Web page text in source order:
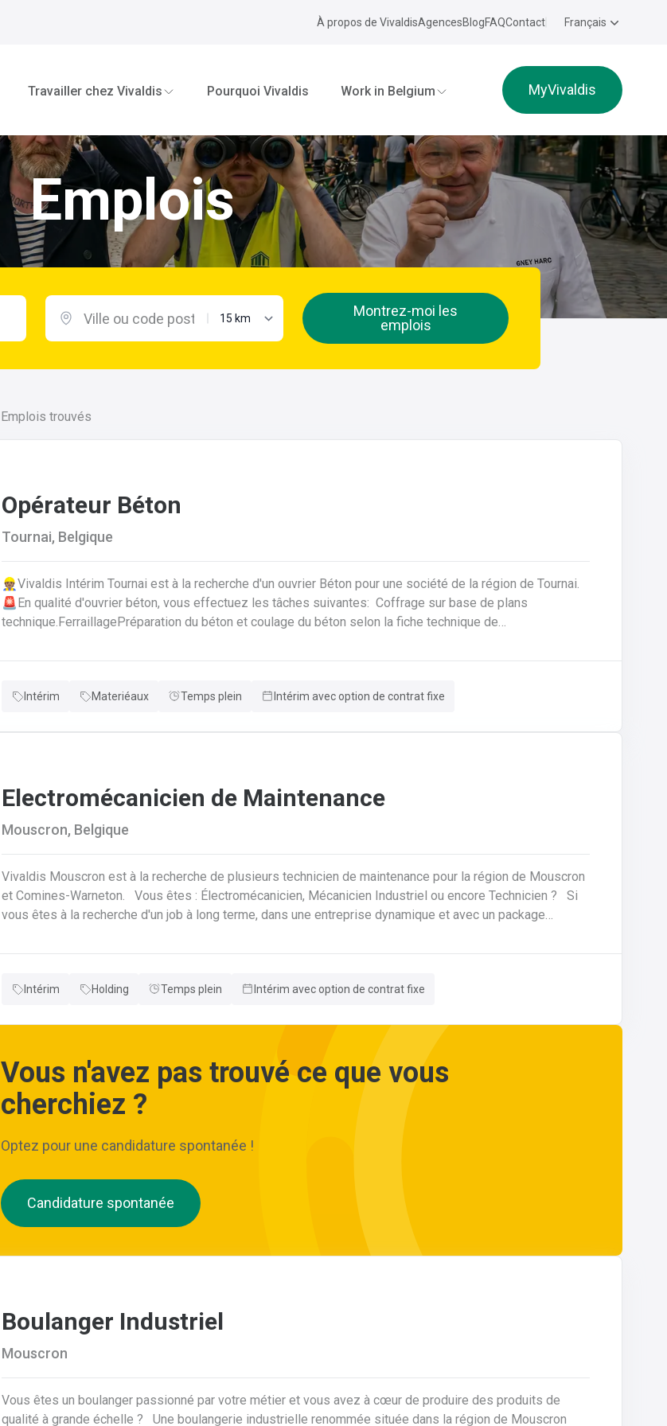
À propos de VivaldisAgencesBlogFAQContact Français
Travailler chez Vivaldis Pourquoi Vivaldis Work in Belgium MyVivaldis
Emplois
distance maximale
Montrez-moi les
emplois
Emplois trouvés
Opérateur Béton
Tournai, Belgique
👷🏽Vivaldis Intérim Tournai est à la recherche d'un ouvrier Béton pour une société de la région de Tournai.
🚨En qualité d'ouvrier béton, vous effectuez les tâches suivantes: Coffrage sur base de plans
technique.FerraillagePréparation du béton et coulage du béton selon la fiche technique de
que des outils et de l'atelier.
Intérim Materiéaux Temps plein Intérim avec option de contrat fixe
Electromécanicien de Maintenance
Mouscron, Belgique
Vivaldis Mouscron est à la recherche de plusieurs technicien de maintenance pour la région de Mouscron
et Comines-Warneton. Vous êtes : Électromécanicien, Mécanicien Industriel ou encore Technicien ? Si
vous êtes à la recherche d'un job à long terme, dans une entreprise dynamique et avec un package
vous offrons la possibilité de travailler à moins de 45 minutes de votre domicile. Le tout avec des
profil ci-dessous :
Intérim Holding Temps plein Intérim avec option de contrat fixe
Vous n'avez pas trouvé ce que vous
cherchiez ?
Optez pour une candidature spontanée !
Candidature spontanée
Boulanger Industriel
Mouscron
Vous êtes un boulanger passionné par votre métier et vous avez à cœur de produire des produits de
qualité à grande échelle ? Une boulangerie industrielle renommée située dans la région de Mouscron